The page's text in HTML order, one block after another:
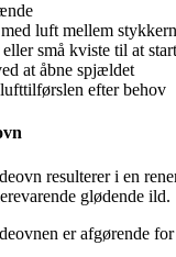
luft mellem
små kviste til at
at åbne spjældet
efter behov
resulterer i en
glødende ild.
er afgørende